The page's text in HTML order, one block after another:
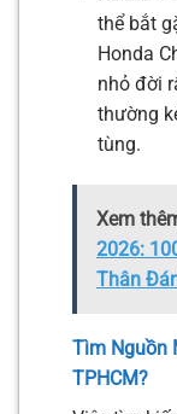
thể bắt
Honda
nhỏ đời
thường
tùng.
Xem
2026:
Thân
Tìm Nguồn
TPHCM?